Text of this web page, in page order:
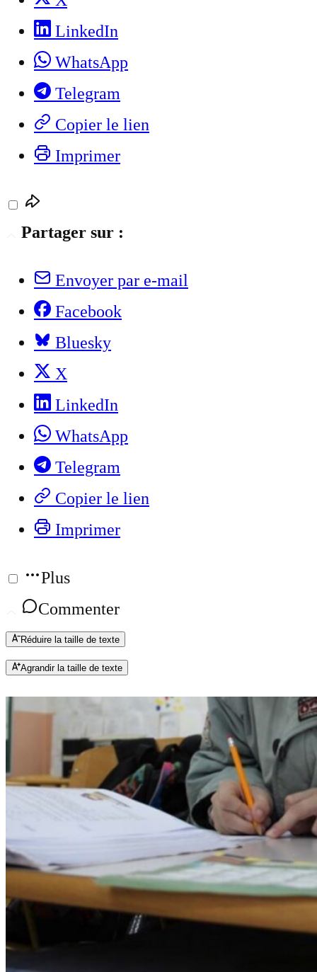
LinkedIn
WhatsApp
Telegram
Copier le lien
Imprimer
Partager sur :
Envoyer par e-mail
Facebook
Bluesky
X
LinkedIn
WhatsApp
Telegram
Copier le lien
Imprimer
Plus
Commenter
Réduire la taille de texte
Agrandir la taille de texte